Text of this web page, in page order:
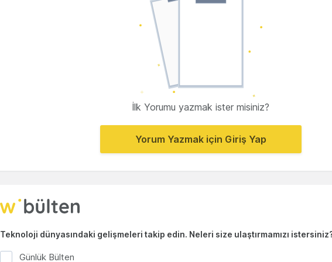
İlk Yorumu yazmak ister misiniz?
Yorum Yazmak için Giriş Yap
Teknoloji dünyasındaki gelişmeleri takip edin. Neleri size ulaştırmamızı
Günlük Bülten